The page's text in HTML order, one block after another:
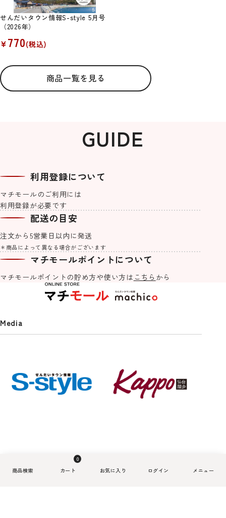
せんだいタウン情報S-style 5月号
（2026年）
¥770(税込)
商品一覧を見る
machicoオリジナルブレンド #Re
Lifeご自愛ハーブティー 3種セット
¥ 2,400(税込)
machicoオリジナル一覧を見る
【マチモール限定販売】仙台オク
トーバーフェスト2026食事券（1,0
¥1,000(税込)
たん塩味 500g
ローストビーフ200g＋すき焼き煮1
00g
5,100 (税込)
せんだいタウン情報S-style 8月号
（2026年）
¥ 770(税込)
770(税込) ¥15,600(税込)
紙でできた軽くて丈夫なアクセサ
リー「kamimi」仙台七夕edition
《夏の大三角》
¥4,500(税込)
リー「kamimi」仙台七夕edition
《織り糸》
3,500(税込)
GUIDE
利用登録について
マチモールのご利用には
利用登録が必要です
配送の目安
注文から5営業日以内に発送
＊商品によって異なる場合がございます
マチモールポイントについて
マチモールポイントの貯め方や使い方は こちら から
0
Media